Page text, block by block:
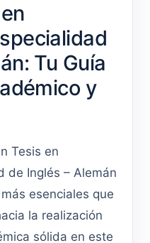
Tu Guía
y
Tesis en
de Inglés – Alemán
esenciales que
la realización
sólida en este